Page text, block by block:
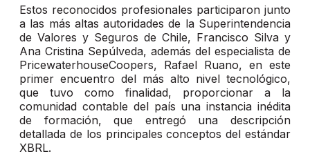
Estos reconocidos profesionales participaron junto
a las más altas autoridades de la Superintendencia
de Valores y Seguros de Chile, Francisco Silva y
Ana Cristina Sepúlveda, además del especialista de
PricewaterhouseCoopers, Rafael Ruano, en este
primer encuentro del más alto nivel tecnológico,
que tuvo como finalidad, proporcionar a la
comunidad contable del país una instancia inédita
de formación, que entregó una descripción
detallada de los principales conceptos del estándar
XBRL.